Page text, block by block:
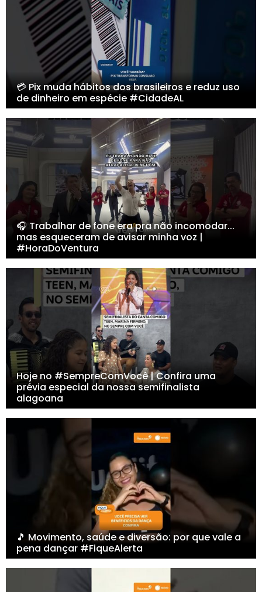
💳 Pix muda hábitos dos brasileiros e reduz uso
de dinheiro em espécie #CidadeAL
🎧 Trabalhar de fone era pra não incomodar...
mas esqueceram de avisar minha voz |
#HoraDoVentura
Hoje no #SempreComVocê | Confira uma
prévia especial da nossa semifinalista
alagoana
🎵 Movimento, saúde e diversão: por que vale a
pena dançar #FiqueAlerta